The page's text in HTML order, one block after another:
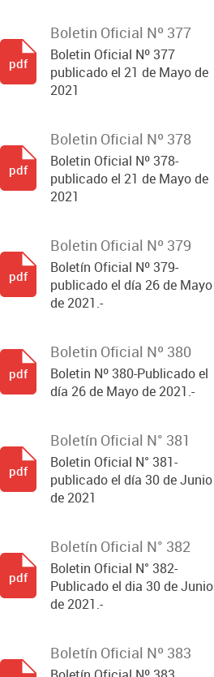
Boletin Oficial Nº 377
Boletin Oficial Nº 377
publicado el 21 de Mayo de
2021
pdf
Boletin Oficial Nº 378
Boletin Oficial Nº 378-
publicado el 21 de Mayo de
2021
pdf
Boletin Oficial Nº 379
Boletín Oficial Nº 379-
publicado el día 26 de Mayo
de 2021.-
pdf
Boletin Oficial Nº 380
Boletin Nº 380-Publicado el
día 26 de Mayo de 2021.-
pdf
Boletín Oficial N° 381
Boletin Oficial N° 381-
publicado el día 30 de Junio
de 2021
pdf
Boletín Oficial N° 382
Boletin Oficial N° 382-
Publicado el dia 30 de Junio
de 2021.-
pdf
Boletín Oficial Nº 383